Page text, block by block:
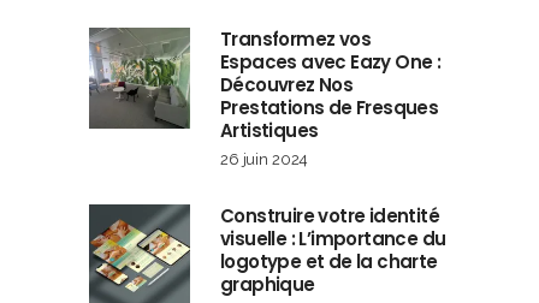
Transformez vos
Espaces avec Eazy One :
Découvrez Nos
Prestations de Fresques
Artistiques
26 juin 2024
Construire votre identité
visuelle : L’importance du
logotype et de la charte
graphique